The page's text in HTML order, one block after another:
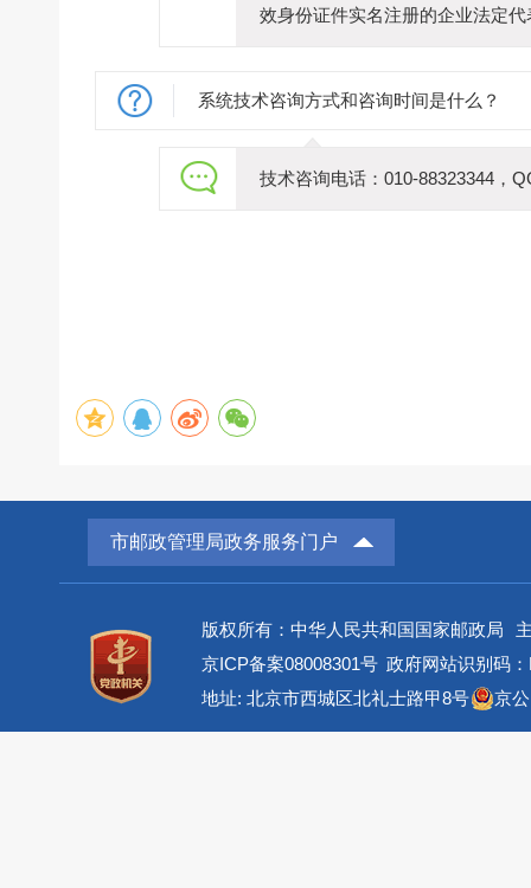
效身份证件实名注册的企业法定
系统技术咨询方式和咨询时间是什么？
技术咨询电话：010-88323344，
市邮政管理局政务服务门户
版权所有：中华人民共和国国家邮政局
京ICP备案08008301号 政府网站识别码
地址: 北京市西城区北礼士路甲8号
京